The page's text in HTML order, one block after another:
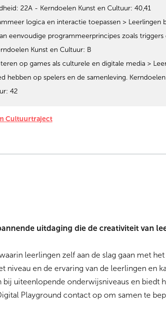
22A - Kerndoelen Kunst en Cultuur: 40,41
logica en interactie toepassen >
eenvoudige programmeerprincipes zoals
Kunst en Cultuur: B
op games als culturele en digitale media >
hebben op spelers en de samenleving.
42
Cultuurtraject
uitdaging die de creativiteit van
leerlingen zelf aan de slag gaan met
niveau en de ervaring van de leerlingen en
uiteenlopende onderwijsniveaus en biedt
Playground contact op om samen te